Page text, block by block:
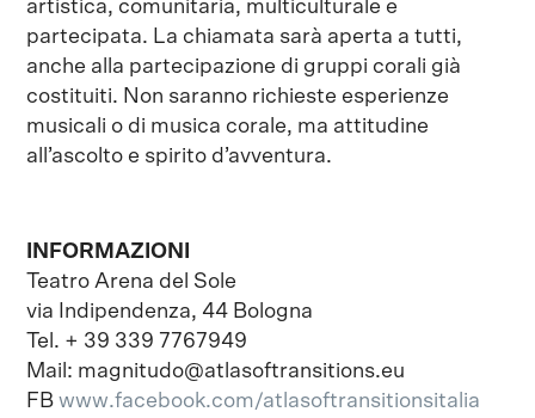
artistica, comunitaria, multiculturale e
partecipata. La chiamata sarà aperta a tutti,
anche alla partecipazione di gruppi corali già
costituiti. Non saranno richieste esperienze
musicali o di musica corale, ma attitudine
all’ascolto e spirito d’avventura.
INFORMAZIONI
Teatro Arena del Sole
via Indipendenza, 44 Bologna
Tel. + 39 339 7767949
Mail: magnitudo@atlasoftransitions.eu
FBwww.facebook.com/atlasoftransitionsitalia